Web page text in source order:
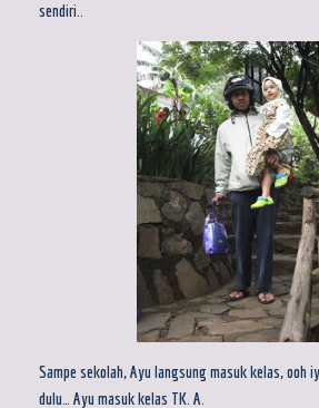
sendiri..
Sampe sekolah, Ayu langsung masuk kelas, ooh
dulu… Ayu masuk kelas TK. A.